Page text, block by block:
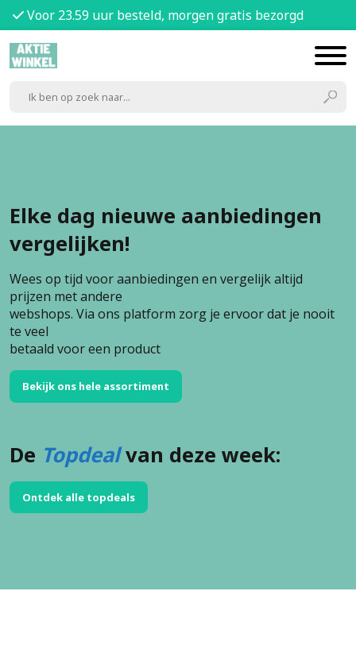
Voor 23.59 uur besteld, morgen gratis bezorgd
Elke dag nieuwe aanbiedingen
vergelijken!
Wees op tijd voor aanbiedingen en vergelijk altijd
prijzen met andere
webshops. Via ons platform zorg je ervoor dat je nooit
te veel
betaald voor een product
Bekijk ons hele assortiment
De Topdealvan deze week:
Ontdek alle topdeals